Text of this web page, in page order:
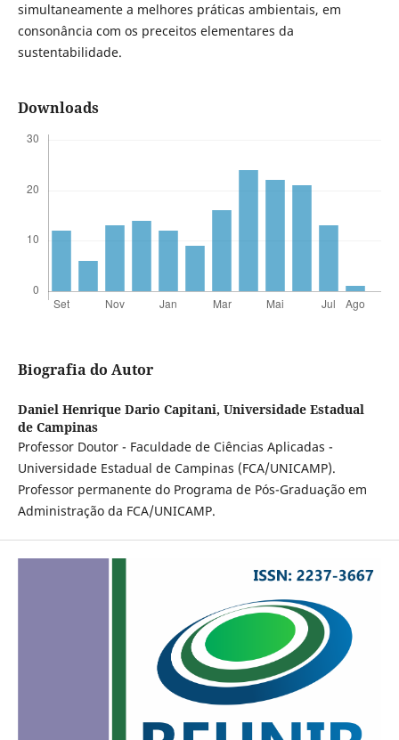
simultaneamente a melhores práticas ambientais, em
consonância com os preceitos elementares da
sustentabilidade.
Downloads
Biografia do Autor
Daniel Henrique Dario Capitani, Universidade Estadual
de Campinas
Professor Doutor - Faculdade de Ciências Aplicadas -
Universidade Estadual de Campinas (FCA/UNICAMP).
Professor permanente do Programa de Pós-Graduação em
Administração da FCA/UNICAMP.